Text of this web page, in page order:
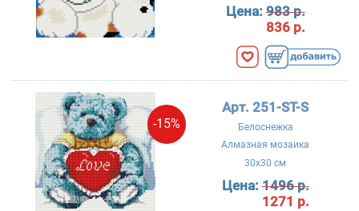
Цена:983 р.
836 р.
-15%
Арт. 251-ST-S
Белоснежка
Алмазная мозаика
30x30 см
Цена:1496 р.
1271 р.